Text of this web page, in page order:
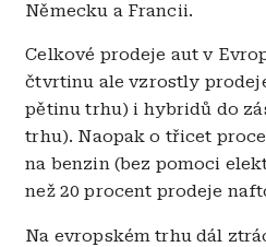
Německu a Francii.
Celkové prodeje aut v
čtvrtinu ale vzrostly
pětinu trhu) i hybridů do
trhu). Naopak o třicet
na benzin (bez pomoci
než 20 procent prodeje
Na evropském trhu dál